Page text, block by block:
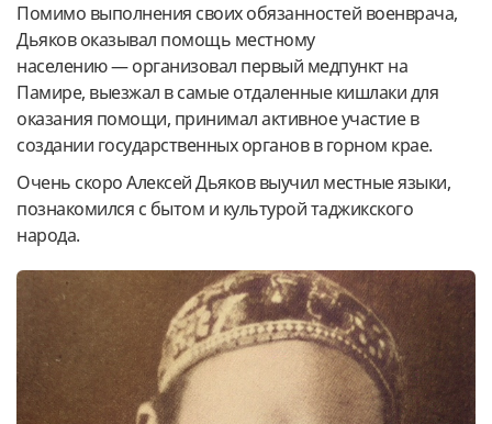
Помимо выполнения своих обязанностей военврача,
Дьяков оказывал помощь местному
населению — организовал первый медпункт на
Памире, выезжал в самые отдаленные кишлаки для
оказания помощи, принимал активное участие в
создании государственных органов в горном крае.
Очень скоро Алексей Дьяков выучил местные языки,
познакомился с бытом и культурой таджикского
народа.